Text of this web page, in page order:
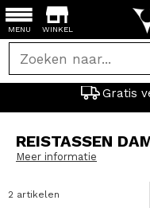
WINKEL
Gratis
MENU
REISTASSEN
Meer informatie
2 artikelen